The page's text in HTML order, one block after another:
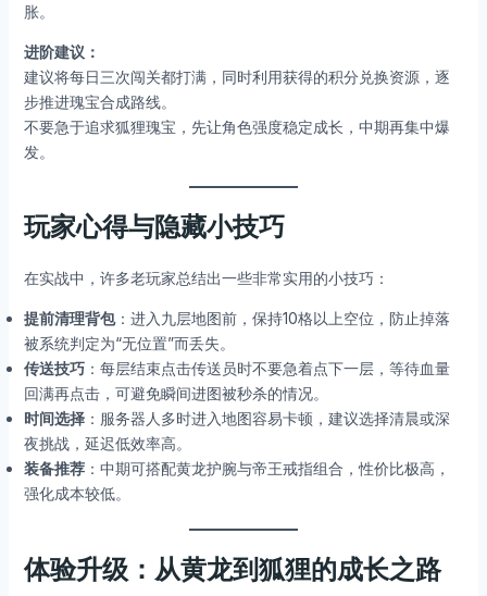
胀。
进阶建议：
建议将每日三次闯关都打满，同时利用获得的积分兑换资源，逐
步推进瑰宝合成路线。
不要急于追求狐狸瑰宝，先让角色强度稳定成长，中期再集中爆
发。
玩家心得与隐藏小技巧
在实战中，许多老玩家总结出一些非常实用的小技巧：
提前清理背包：进入九层地图前，保持10格以上空位，防止掉落
被系统判定为“无位置”而丢失。
传送技巧：每层结束点击传送员时不要急着点下一层，等待血量
回满再点击，可避免瞬间进图被秒杀的情况。
时间选择：服务器人多时进入地图容易卡顿，建议选择清晨或深
夜挑战，延迟低效率高。
装备推荐：中期可搭配黄龙护腕与帝王戒指组合，性价比极高，
强化成本较低。
体验升级：从黄龙到狐狸的成长之路